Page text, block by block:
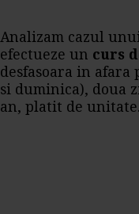
Analizam cazul
efectueze un curs
desfasoara in
si duminica), doua
an, platit de unitate.